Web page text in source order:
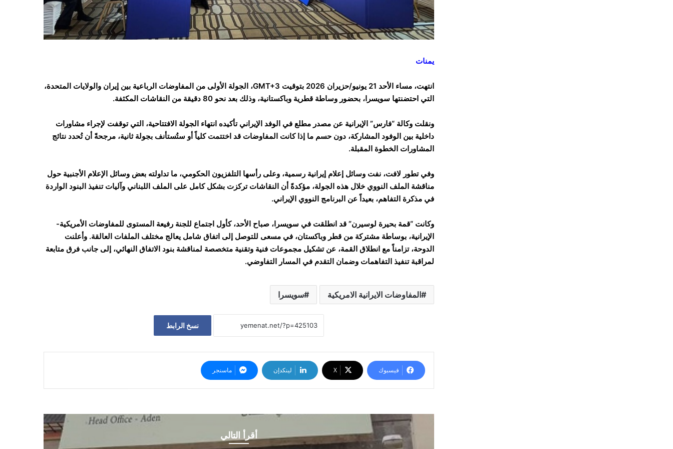
يمنات
انتهت، مساء الأحد 21 يونيو/حزيران 2026 بتوقيت GMT+3، الجولة الأولى من المفاوضات الرباعية بين إيران والولايات المتحدة،
التي احتضنتها سويسرا، بحضور وساطة قطرية وباكستانية، وذلك بعد نحو 80 دقيقة من النقاشات المكثفة.
ونقلت وكالة “فارس” الإيرانية عن مصدر مطلع في الوفد الإيراني تأكيده انتهاء الجولة الافتتاحية، التي توقفت لإجراء مشاورات
داخلية بين الوفود المشاركة، دون حسم ما إذا كانت المفاوضات قد اختتمت كلياً أو ستُستأنف بجولة ثانية، مرجحةً أن تُحدد نتائج
المشاورات الخطوة المقبلة.
وفي تطور لافت، نفت وسائل إعلام إيرانية رسمية، وعلى رأسها التلفزيون الحكومي، ما تداولته بعض وسائل الإعلام الأجنبية حول
مناقشة الملف النووي خلال هذه الجولة، مؤكدةً أن النقاشات تركزت بشكل كامل على الملف اللبناني وآليات تنفيذ البنود الواردة
في مذكرة التفاهم، بعيداً عن البرنامج النووي الإيراني.
وكانت “قمة بحيرة لوسيرن” قد انطلقت في سويسرا، صباح الأحد، كأول اجتماع للجنة رفيعة المستوى للمفاوضات الأمريكية-
الإيرانية، بوساطة مشتركة من قطر وباكستان، في مسعى للتوصل إلى اتفاق شامل يعالج مختلف الملفات العالقة. وأعلنت
الدوحة، تزامناً مع انطلاق القمة، عن تشكيل مجموعات فنية وتقنية متخصصة لمناقشة بنود الاتفاق النهائي، إلى جانب فرق متابعة
لمراقبة تنفيذ التفاهمات وضمان التقدم في المسار التفاوضي.
المفاوضات الايرانية الامريكية سويسرا
نسخ الرابط
فيسبوك ‫X لينكدإن ماسنجر
أقرأ التالي